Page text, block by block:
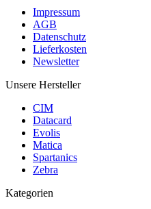
Impressum
AGB
Datenschutz
Lieferkosten
Newsletter
Unsere Hersteller
CIM
Datacard
Evolis
Matica
Spartanics
Zebra
Kategorien